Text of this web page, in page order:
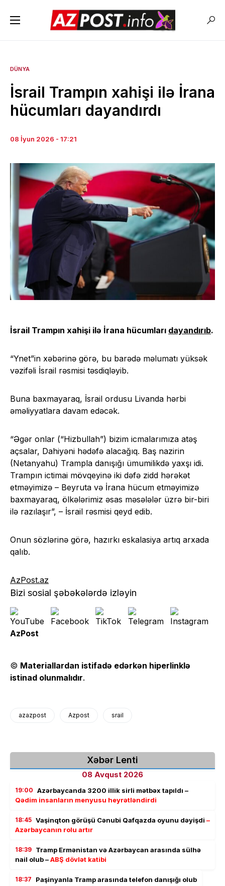
DÜNYA
İsrail Trampın xahişi ilə İrana
hücumları dayandırdı
08 İyun 2026 - 17:21
İsrail Trampın xahişi ilə İrana hücumları dayandırıb.
“Ynet”in xəbərinə görə, bu barədə məlumatı yüksək
vəzifəli İsrail rəsmisi təsdiqləyib.
Buna baxmayaraq, İsrail ordusu Livanda hərbi
əməliyyatlara davam edəcək.
“Əgər onlar (“Hizbullah”) bizim icmalarımıza atəş
açsalar, Dahiyəni hədəfə alacağıq. Baş nazirin
(Netanyahu) Trampla danışığı ümumilikdə yaxşı idi.
Trampın ictimai mövqeyinə iki dəfə zidd hərəkət
etməyimizə – Beyruta və İrana hücum etməyimizə
baxmayaraq, ölkələrimiz əsas məsələlər üzrə bir-biri
ilə razılaşır”, – İsrail rəsmisi qeyd edib.
Onun sözlərinə görə, hazırkı eskalasiya artıq arxada
qalıb.
AzPost.az
Bizi sosial şəbəkələrdə izləyin
AzPost
© Materiallardan istifadə edərkən hiperlinklə
istinad olunmalıdır.
azazpost Azpost srail
Xəbər Lenti
08 Avqust 2026
19:00 Azərbaycanda 3200 illik sirli mətbəx tapıldı –
Qədim insanların menyusu heyrətləndirdi
18:45 Vaşinqton görüşü Cənubi Qafqazda oyunu dəyişdi –
Azərbaycanın rolu artır
18:39 Tramp Ermənistan və Azərbaycan arasında sülhə
nail olub –ABŞ dövlət katibi
18:37 Paşinyanla Tramp arasında telefon danışığı olub